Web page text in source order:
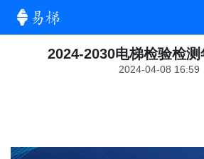
2024-2030电梯检验检
2024-04-08 16:59